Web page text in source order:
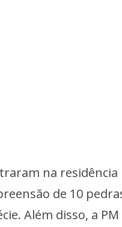
na
de 10
Além disso, a